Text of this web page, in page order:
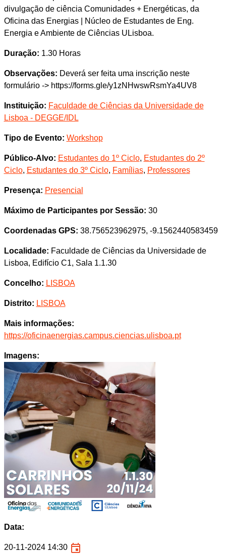
divulgação de ciência Comunidades + Energéticas, da
Oficina das Energias | Núcleo de Estudantes de Eng.
Energia e Ambiente de Ciências ULisboa.
Duração: 1.30 Horas
Observações: Deverá ser feita uma inscrição neste
formulário -> https://forms.gle/y1zNHwswRsmYa4UV8
Instituição: Faculdade de Ciências da Universidade de
Lisboa - DEGGE/IDL
Tipo de Evento: Workshop
Público-Alvo: Estudantes do 1º Ciclo, Estudantes do 2º
Ciclo, Estudantes do 3º Ciclo, Famílias, Professores
Presença: Presencial
Máximo de Participantes por Sessão: 30
Coordenadas GPS: 38.756523962975, -9.1562440583459
Localidade: Faculdade de Ciências da Universidade de
Lisboa, Edifício C1, Sala 1.1.30
Concelho: LISBOA
Distrito: LISBOA
Mais informações:
https://oficinaenergias.campus.ciencias.ulisboa.pt
Imagens:
Data:
20-11-2024 14:30